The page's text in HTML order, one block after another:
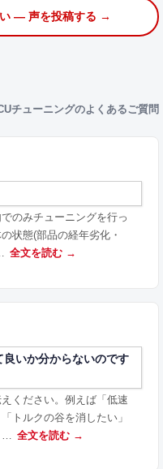
— 声を投稿する →
チューニングのよくあるご質問
のみチューニングを行っ
状態(部品の経年劣化・
全文を読む →
いか分からないのです
ください。例えば「低速
トルクの谷を消したい」
全文を読む →